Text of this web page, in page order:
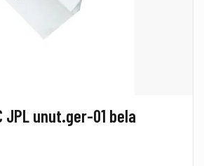
JPL unut.ger-01 bela